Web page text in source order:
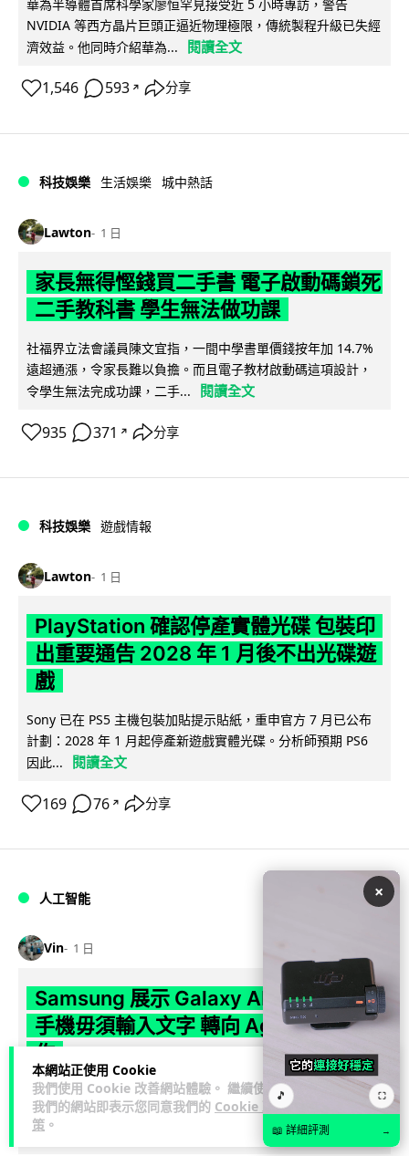
本網站正使用 Cookie
我們使用 Cookie 改善網站體驗。 繼續使用
我們的網站即表示您同意我們的 Cookie 政
策 。
華為半導體首席科學家廖恒罕見接受近 5 小時專訪，警告
NVIDIA 等西方晶片巨頭正逼近物理極限，傳統製程升級已失經
濟效益。他同時介紹華為...
閱讀全文
1,546 593 ↗ 分享
科技娛樂 生活娛樂 城中熱話
Lawton 1 日
家長無得慳錢買二手書 電子啟動碼鎖死
二手教科書 學生無法做功課
社福界立法會議員陳文宜指，一間中學書單價錢按年加 14.7%
遠超通漲，令家長難以負擔。而且電子教材啟動碼這項設計，
令學生無法完成功課，二手...
閱讀全文
935 371 ↗ 分享
科技娛樂 遊戲情報
Lawton 1 日
PlayStation 確認停產實體光碟 包裝印
出重要通告 2028 年 1 月後不出光碟遊
戲
Sony 已在 PS5 主機包裝加貼提示貼紙，重申官方 7 月已公布
計劃：2028 年 1 月起停產新遊戲實體光碟。分析師預期 PS6
因此...
閱讀全文
169 76 ↗ 分享
人工智能
Vin 1 日
Samsung 展示 Galaxy AI 新方向 未來
手機毋須輸入文字 轉向 Agent 全自動操
作
Samsung 電子 MX 部門顧客體驗辦公室主管兼副總裁 Jay Kim
表示，品牌正推動 Galaxy AI 邁向全自動化 Agent... 閱讀全
文
×
🎵 ⛶
📖 詳細評測 →